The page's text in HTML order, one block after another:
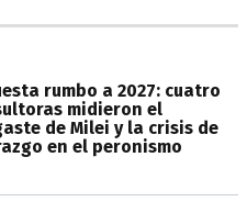
rumbo a 2027: cuatro
midieron el
de Milei y la crisis de
en el peronismo